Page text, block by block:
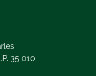
35 010